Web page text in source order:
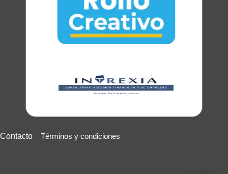
Contacto Términos y condiciones